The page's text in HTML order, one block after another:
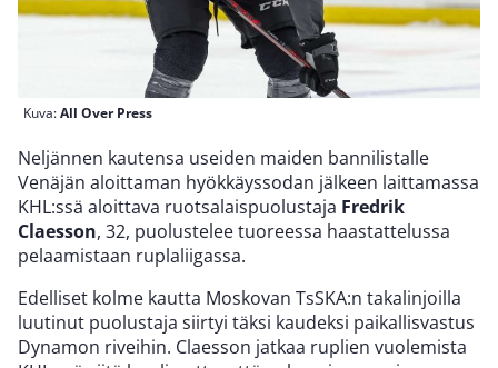
Kuva:All Over Press
Neljännen kautensa useiden maiden bannilistalle
Venäjän aloittaman hyökkäyssodan jälkeen laittamassa
KHL:ssä aloittava ruotsalaispuolustaja Fredrik
Claesson, 32, puolustelee tuoreessa haastattelussa
pelaamistaan ruplaliigassa.
Edelliset kolme kautta Moskovan TsSKA:n takalinjoilla
luutinut puolustaja siirtyi täksi kaudeksi paikallisvastus
Dynamon riveihin. Claesson jatkaa ruplien vuolemista